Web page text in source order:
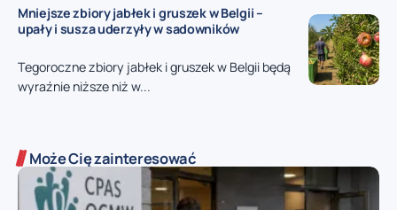
Mniejsze zbiory jabłek i gruszek w Belgii –
upały i susza uderzyły w sadowników
Tegoroczne zbiory jabłek i gruszek w Belgii będą
wyraźnie niższe niż w...
Może Cię zainteresować